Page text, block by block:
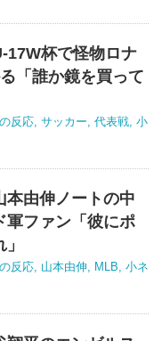
17W杯で怪物ロナ
「誰か鏡を買って
反応, サッカー, 代表戦, 小
本由伸ノートの中
軍ファン「彼にポ
反応, 山本由伸, MLB, 小ネ